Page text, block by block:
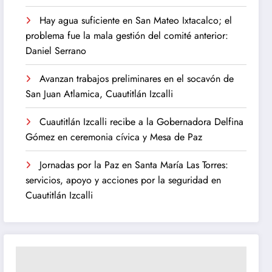
Hay agua suficiente en San Mateo Ixtacalco; el
problema fue la mala gestión del comité anterior:
Daniel Serrano
Avanzan trabajos preliminares en el socavón de
San Juan Atlamica, Cuautitlán Izcalli
Cuautitlán Izcalli recibe a la Gobernadora Delfina
Gómez en ceremonia cívica y Mesa de Paz
Jornadas por la Paz en Santa María Las Torres:
servicios, apoyo y acciones por la seguridad en
Cuautitlán Izcalli